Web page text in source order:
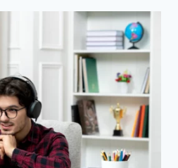
والتخصصات
المتاحة
في
كل
جامعة